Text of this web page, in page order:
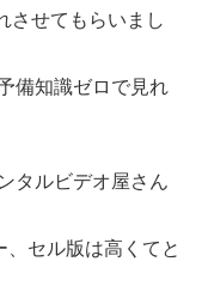
させてもらいまし
備知識ゼロで見れ
タルビデオ屋さん
セル版は高くてと